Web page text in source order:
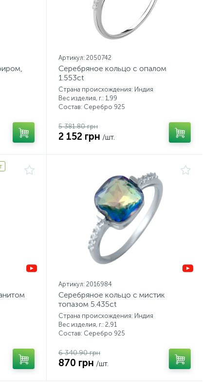
Артикул: 2050742
Серебряное кольцо с опалом
1.553ct
Страна происхождения: Индия
Вес изделия, г.: 1,99
Состав: Серебро 925
5 381.80 грн
2 152 грн /шт.
Артикул: 2016984
Серебряное кольцо с мистик
топазом 5.435ct
Страна происхождения: Индия
Вес изделия, г.: 2,91
Состав: Серебро 925
6 340.90 грн
870 грн /шт.